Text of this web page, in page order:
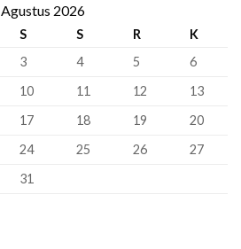
Dunia!
Kursi
Baru
388
Siswa
Kelas
SMAN
Bandung
Lulus
100%
Agustus 2026
S S R
K
3 4 5
6
10 11 12
13
17 18 19
20
24 25 26
27
31